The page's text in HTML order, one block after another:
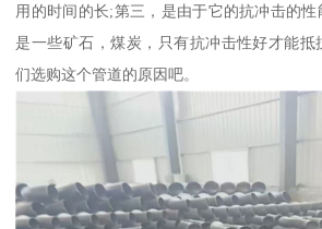
用的时间的长;第三，是由于它的抗冲击的
是一些矿石，煤炭，只有抗冲击性好才能抵
们选购这个管道的原因吧。